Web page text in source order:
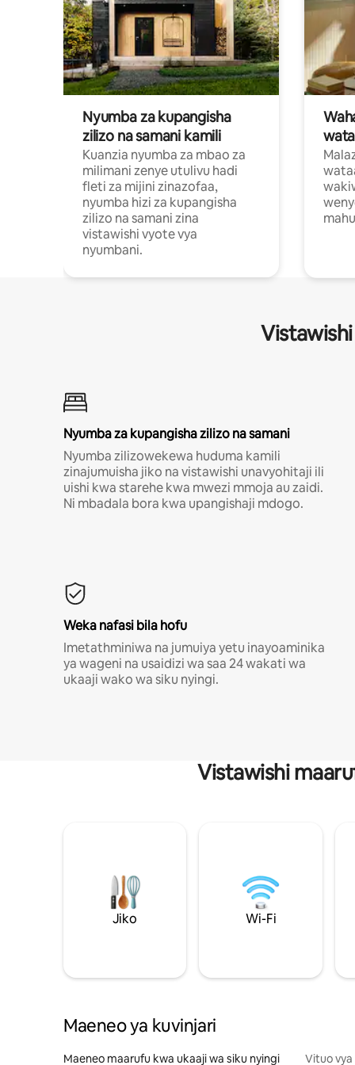
Nyumba za kupangisha
zilizo na samani kamili
Kuanzia nyumba za mbao za
milimani zenye utulivu hadi
fleti za mijini zinazofaa,
nyumba hizi za kupangisha
zilizo na samani zina
vistawishi vyote vya
nyumbani.
Nyumba za kupangisha zilizo na samani
Nyumba zilizowekewa huduma kamili
zinajumuisha jiko na vistawishi unavyohitaji ili
uishi kwa starehe kwa mwezi mmoja au zaidi.
Ni mbadala bora kwa upangishaji mdogo.
Weka nafasi bila hofu
Imetathminiwa na jumuiya yetu inayoaminika
ya wageni na usaidizi wa saa 24 wakati wa
ukaaji wako wa siku nyingi.
Vistawishi
Jiko Wi-Fi
Maeneo ya kuvinjari
Maeneo maarufu kwa ukaaji wa siku nyingi Vituo